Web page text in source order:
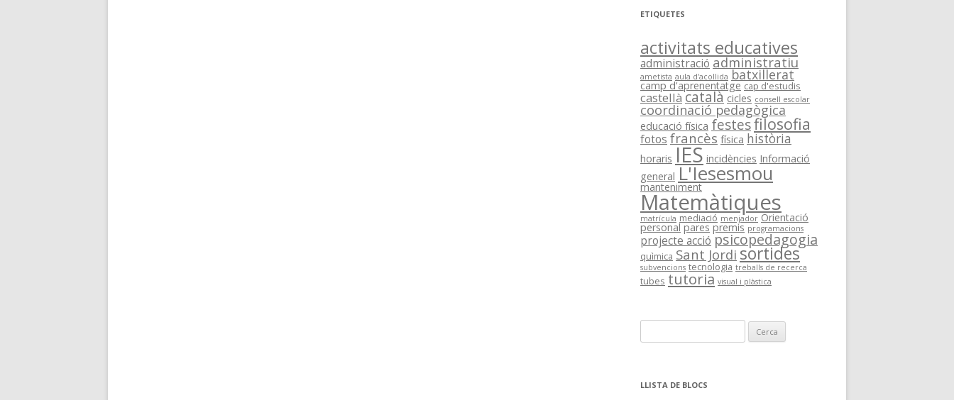
ETIQUETES
activitats educatives
administració administratiu
ametista aula d'acollida batxillerat
camp d'aprenentatge cap d'estudis
castellà català cicles consell escolar
coordinació pedagògica
educació física festesfilosofia
fotos francès física història
horaris IES incidències Informació
general L'Iesesmou
manteniment
Matemàtiques
matrícula mediació menjador Orientació
personal pares premis programacions
projecte acció psicopedagogia
quìmica Sant Jordi sortides
subvencions tecnologia treballs de recerca
tubes tutoria visual i plàstica
e
cLLISTA DE BLOCS